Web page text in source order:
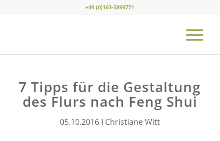
+49 (0)163-5899771
7 Tipps für die Gestaltung
des Flurs nach Feng Shui
05.10.2016 I Christiane Witt